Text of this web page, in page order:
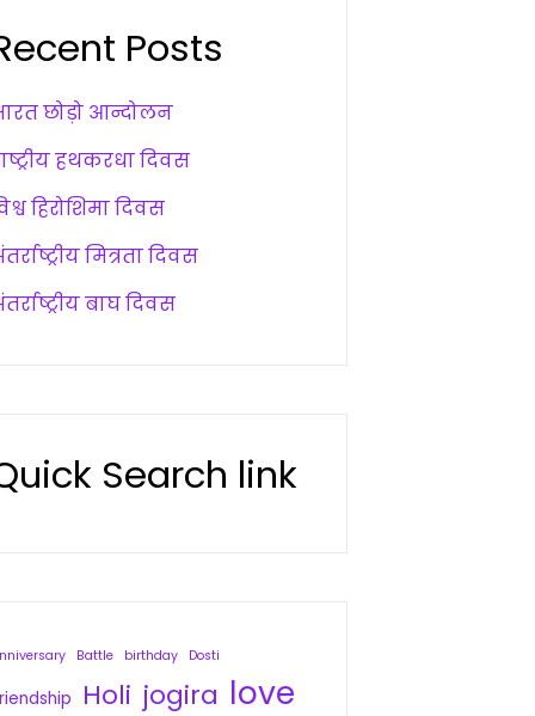
Posts
छोड़ो आन्दोलन
हथकरधा दिवस
हिरोशिमा दिवस
मित्रता दिवस
बाघ दिवस
Search link
Battle birthday Dosti
Holi jogira love